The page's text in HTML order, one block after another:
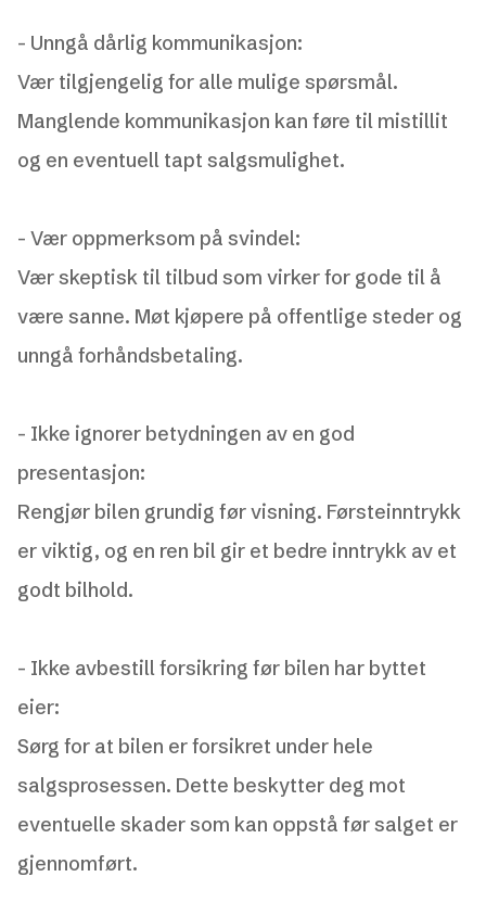
- Unngå dårlig kommunikasjon:
Vær tilgjengelig for alle mulige spørsmål.
Manglende kommunikasjon kan føre til mistillit
og en eventuell tapt salgsmulighet.
- Vær oppmerksom på svindel:
Vær skeptisk til tilbud som virker for gode til å
være sanne. Møt kjøpere på offentlige steder og
unngå forhåndsbetaling.
- Ikke ignorer betydningen av en god
presentasjon:
Rengjør bilen grundig før visning. Førsteinntrykk
er viktig, og en ren bil gir et bedre inntrykk av et
godt bilhold.
- Ikke avbestill forsikring før bilen har byttet
eier:
Sørg for at bilen er forsikret under hele
salgsprosessen. Dette beskytter deg mot
eventuelle skader som kan oppstå før salget er
gjennomført.